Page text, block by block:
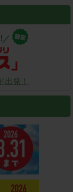
出発！